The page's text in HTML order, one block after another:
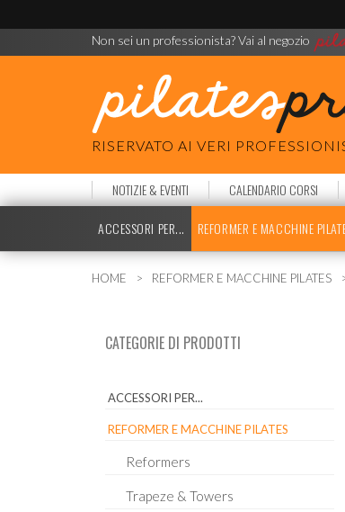
Non sei un professionista? Vai al negozio
RISERVATO AI VERI
NOTIZIE & EVENTI CALENDARIO CORSI
ACCESSORI PER... REFORMER E MACCHINE
HOME REFORMER E MACCHINE PILATES
CATEGORIE DI PRODOTTI
ACCESSORI PER...
REFORMER E MACCHINE PILATES
Reformers
Trapeze & Towers